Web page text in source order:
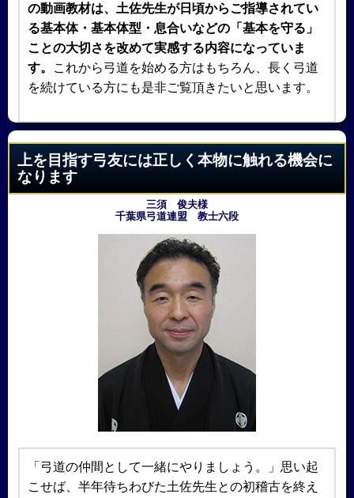
の動画教材は、土佐先生が日頃からご指導されてい
る基本体・基本体型・息合いなどの「基本を守る」
ことの大切さを改めて実感する内容になっていま
す。
これから弓道を始める方はもちろん、長く弓道
を続けている方にも是非ご覧頂きたいと思います。
上を目指す弓友には正しく本物に触れる機会に
なります
三須 俊夫様
千葉県弓道連盟 教士六段
「弓道の仲間として一緒にやりましょう。」思い起
こせば、半年待ちわびた土佐先生との初稽古を終え